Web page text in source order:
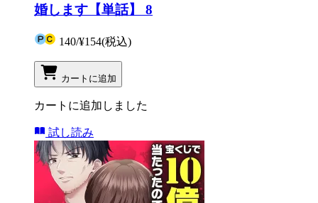
婚します【単話】 8
140/¥154(税込)
カートに追加
カートに追加しました
試し読み